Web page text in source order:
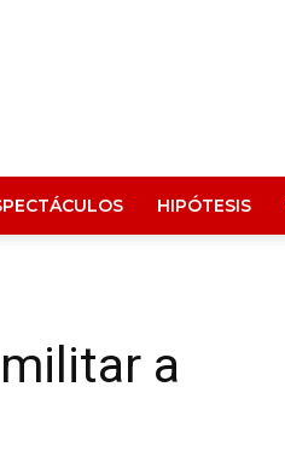
HIPÓTESIS
a